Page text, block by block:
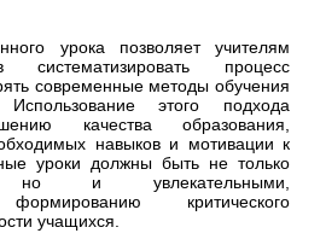
урока позволяет учителям
систематизировать процесс
современные методы обучения
этого подхода
качества образования,
навыков и мотивации к
уроки должны быть не только
но и увлекательными,
критического
учащихся.